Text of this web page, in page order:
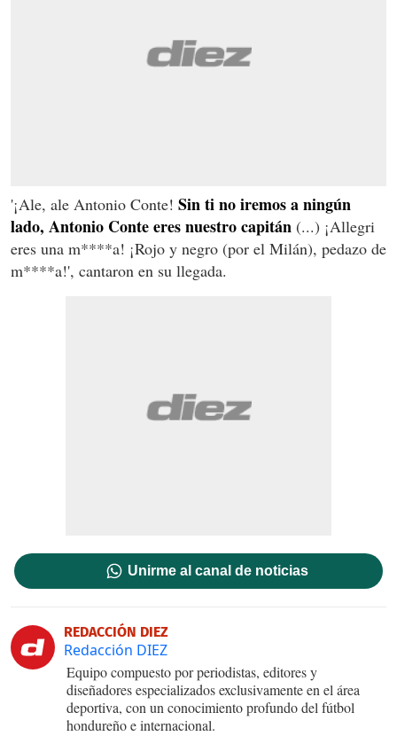
'¡Ale, ale Antonio Conte! Sin ti no iremos a ningún
lado, Antonio Conte eres nuestro capitán (...) ¡Allegri
eres una m****a! ¡Rojo y negro (por el Milán), pedazo de
m****a!', cantaron en su llegada.
Unirme al canal de noticias
REDACCIÓN DIEZ
Redacción DIEZ
Equipo compuesto por periodistas, editores y
diseñadores especializados exclusivamente en el área
deportiva, con un conocimiento profundo del fútbol
hondureño e internacional.